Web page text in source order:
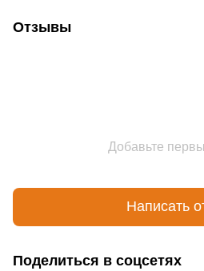
Отзывы
Добавьте
Написать
Поделиться в соцсетях